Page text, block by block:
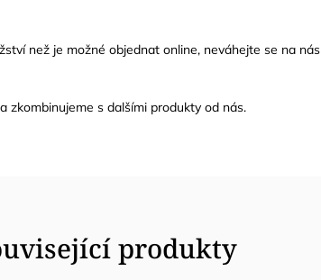
než je možné objednat online, neváhejte se na nás
zkombinujeme s dalšími produkty od nás.
produkty